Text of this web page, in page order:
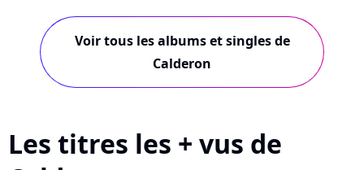
Voir tous les albums et singles de
Calderon
Les titres les + vus de